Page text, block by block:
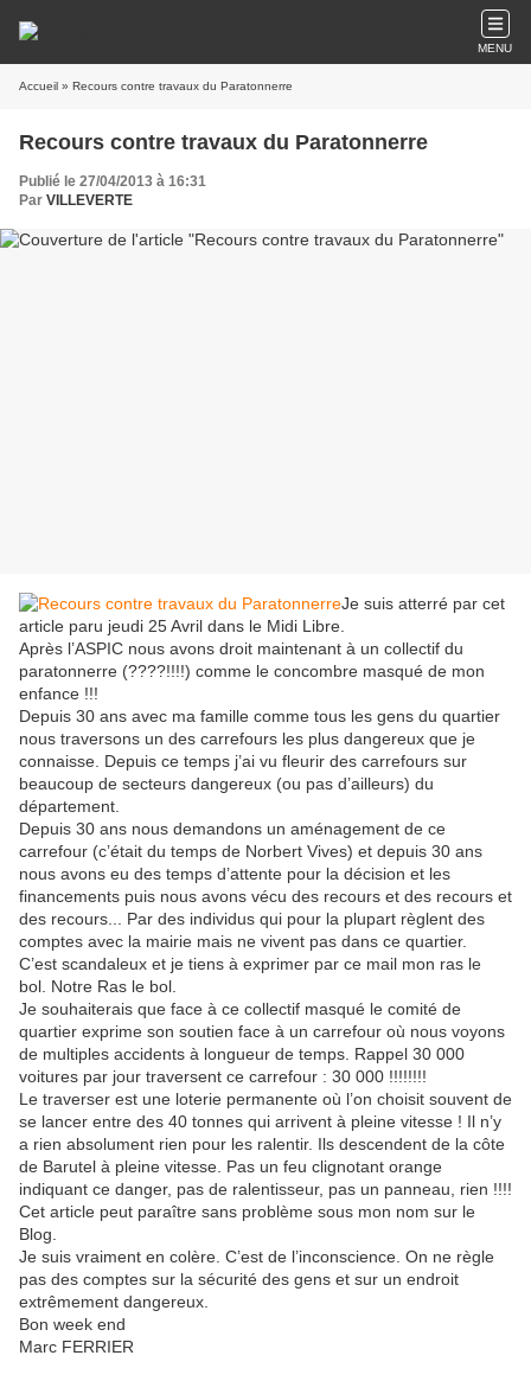
MENU
Accueil » Recours contre travaux du Paratonnerre
Recours contre travaux du Paratonnerre
Publié le 27/04/2013 à 16:31
Par VILLEVERTE
Je suis atterré par cet
article paru jeudi 25 Avril dans le Midi Libre.
Après l’ASPIC nous avons droit maintenant à un collectif du
paratonnerre (????!!!!) comme le concombre masqué de mon
enfance !!!
Depuis 30 ans avec ma famille comme tous les gens du quartier
nous traversons un des carrefours les plus dangereux que je
connaisse. Depuis ce temps j’ai vu fleurir des carrefours sur
beaucoup de secteurs dangereux (ou pas d’ailleurs) du
département.
Depuis 30 ans nous demandons un aménagement de ce
carrefour (c’était du temps de Norbert Vives) et depuis 30 ans
nous avons eu des temps d’attente pour la décision et les
financements puis nous avons vécu des recours et des recours et
des recours... Par des individus qui pour la plupart règlent des
comptes avec la mairie mais ne vivent pas dans ce quartier.
C’est scandaleux et je tiens à exprimer par ce mail mon ras le
bol. Notre Ras le bol.
Je souhaiterais que face à ce collectif masqué le comité de
quartier exprime son soutien face à un carrefour où nous voyons
de multiples accidents à longueur de temps. Rappel 30 000
voitures par jour traversent ce carrefour : 30 000 !!!!!!!!
Le traverser est une loterie permanente où l’on choisit souvent de
se lancer entre des 40 tonnes qui arrivent à pleine vitesse ! Il n’y
a rien absolument rien pour les ralentir. Ils descendent de la côte
de Barutel à pleine vitesse. Pas un feu clignotant orange
indiquant ce danger, pas de ralentisseur, pas un panneau, rien !!!!
Cet article peut paraître sans problème sous mon nom sur le
Blog.
Je suis vraiment en colère. C’est de l’inconscience. On ne règle
pas des comptes sur la sécurité des gens et sur un endroit
extrêmement dangereux.
Bon week end
Marc FERRIER